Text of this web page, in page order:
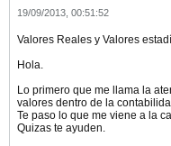
19/09/2013, 00:51:52
Valores Reales y Valores
Hola.
Lo primero que me llama la
valores dentro de la
Te paso lo que me viene a la
Quizas te ayuden.